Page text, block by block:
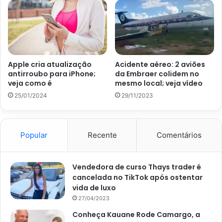
Dono da Blaze Felipe Neto
Apple cria atualização
antirroubo para iPhone;
veja como é
25/01/2024
Acidente aéreo: 2 aviões
da Embraer colidem no
mesmo local; veja vídeo
29/11/2023
Popular Recente Comentários
Vendedora de curso Thays trader é
cancelada no TikTok após ostentar
vida de luxo
27/04/2023
Conheça Kauane Rode Camargo, a